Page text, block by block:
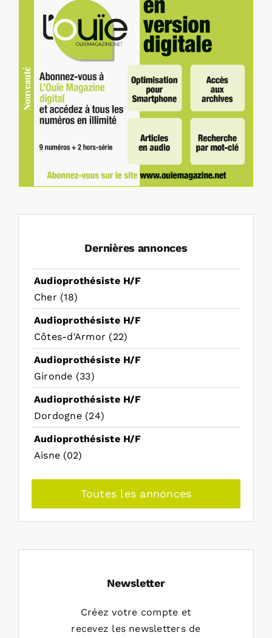
Dernières annonces
Audioprothésiste H/F
Cher (18)
Audioprothésiste H/F
Côtes-d'Armor (22)
Audioprothésiste H/F
Gironde (33)
Audioprothésiste H/F
Dordogne (24)
Audioprothésiste H/F
Aisne (02)
Toutes les annonces
Newsletter
Créez votre compte et
recevez les newsletters de